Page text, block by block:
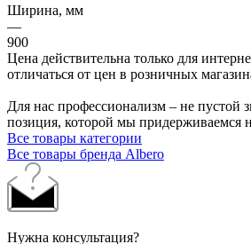
Ширина, мм
—
900
Цена действительна только для
отличаться от цен в розничных
Для нас профессионализм – не пустой
позиция, которой мы придерживаемся
Все товары категории
Все товары бренда Albero
Нужна консультация?